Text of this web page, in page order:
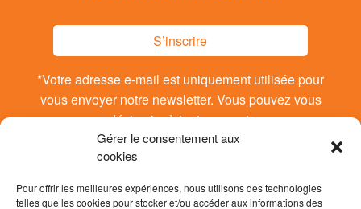
Gérer le consentement aux
cookies
Pour offrir les meilleures expériences, nous utilisons des technologies
telles que les cookies pour stocker et/ou accéder aux informations des
S’inscrire
*Votre adresse e-mail est uniquement utilisée pour
vous envoyer notre newsletter. Vous pouvez vous
désinsrire à tout moment.